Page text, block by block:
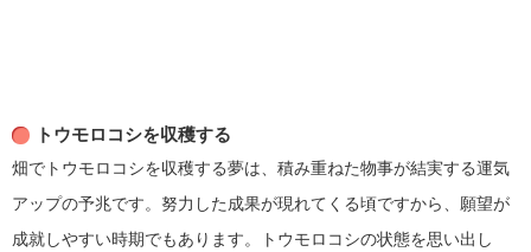
トウモロコシを収穫する
畑でトウモロコシを収穫する夢は、積み重ねた物事が結実する運気
アップの予兆です。努力した成果が現れてくる頃ですから、願望が
成就しやすい時期でもあります。トウモロコシの状態を思い出し